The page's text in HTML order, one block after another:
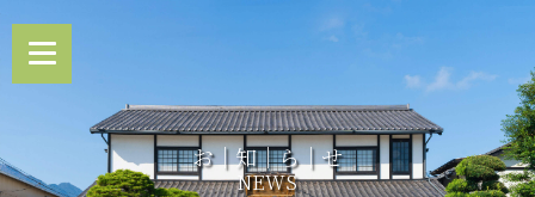
お｜知｜ら｜せ
NEWS